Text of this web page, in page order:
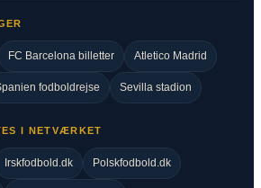
FC Barcelona billetter Atletico Madrid
fodboldrejse Sevilla stadion
I NETVÆRKET
Irskfodbold.dk Polskfodbold.dk